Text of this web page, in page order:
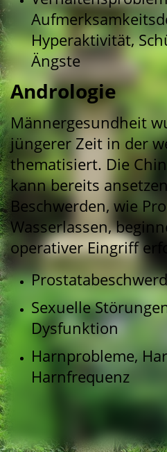
Hyperaktivität,
Ängste
Andrologie
Männergesundheit
jüngerer Zeit in der
thematisiert. Die
kann bereits
Beschwerden, wie
Wasserlassen,
operativer Eingriff
Sexuelle
Dysfunktion
Harnprobleme,
Harnfrequenz